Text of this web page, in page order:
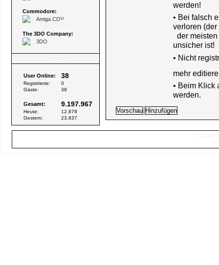
Commodore:
Amiga CD³²
The 3DO Company:
3DO
User Online: 38
Registrierte:
0
Gäste:
38
Gesamt: 9.197.967
Heute:
12.878
Gestern:
23.837
werden!
• Bei falsch
verloren
der
unsicher ist!
• Nicht
mehr
• Beim Klick
werden.